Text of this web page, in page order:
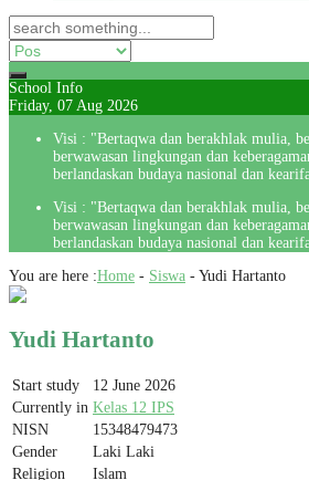
School Info
Friday, 07 Aug 2026
Visi : "Bertaqwa dan berakhlak mulia,
berwawasan lingkungan dan
berlandaskan budaya nasional dan
Visi : "Bertaqwa dan berakhlak mulia,
berwawasan lingkungan dan
berlandaskan budaya nasional dan
You are here :Home - Siswa - Yudi Hartanto
Yudi Hartanto
Start study
12 June 2026
Currently in Kelas 12 IPS
NISN
15348479473
Gender
Laki Laki
Religion
Islam